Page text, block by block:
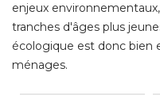
enjeux
tranches d'âges plus
écologique est donc bien
ménages.